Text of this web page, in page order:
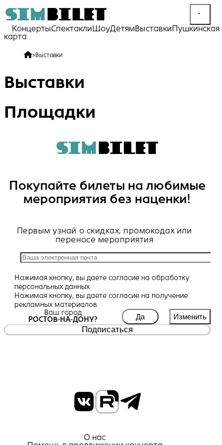
КонцертыСпектакли ШоуДетямВыставкиПушкинская
карта
>Выставки
Выставки
Площадки
Покупайте билеты на любимые
мероприятия без наценки!
Первым узнай о скидках, промокодах или
переносе мероприятия
Нажимая кнопку, вы даете согласие на обработку
персональных данных
Нажимая кнопку, вы даете согласие на получение
рекламных материалов
Ваш город
РОСТОВ-НА-ДОНУ?
Да Изменить
Подписаться
О нас